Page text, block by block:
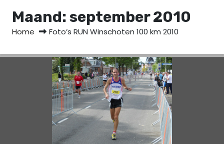
Maand:september 2010
Home Foto’s RUN Winschoten 100 km 2010